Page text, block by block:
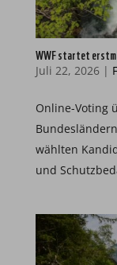
WWF startet
Juli 22, 2026|
Online-Voting
wählten
und